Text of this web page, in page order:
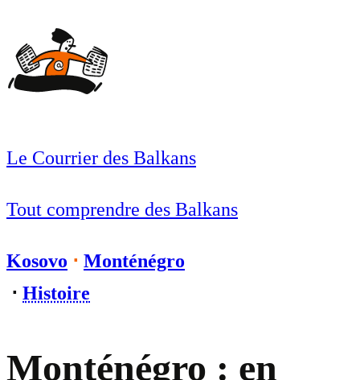
Le Courrier des Balkans
Tout comprendre des Balkans
Kosovo ⋅ Monténégro
⋅ Histoire
Monténégro : en